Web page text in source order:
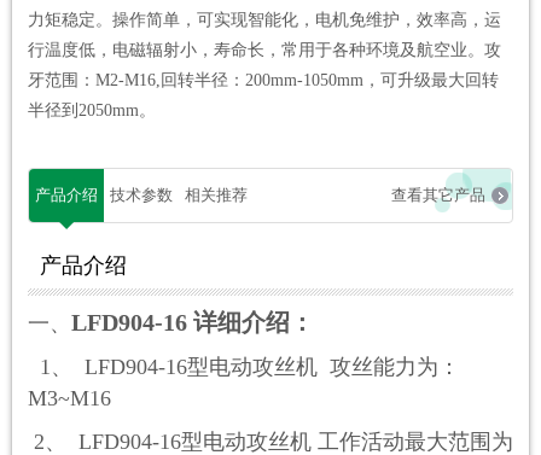
力矩稳定。操作简单，可实现智能化，电机免维护，效率高，运
行温度低，电磁辐射小，寿命长，常用于各种环境及航空业。攻
牙范围：M2-M16,回转半径：200mm-1050mm，可升级最大回转
半径到2050mm。
产品介绍 技术参数 相关推荐 查看其它产品
产品介绍
一、 LFD904-16 详细介绍：
1、 LFD904-16型电动攻丝机攻丝能力为：
M3~M16
2、 LFD904-16型电动攻丝机工作活动最大范围为